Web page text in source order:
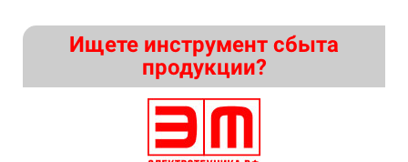
Ищете инструмент сбыта
продукции?